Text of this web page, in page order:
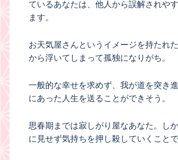
ているあなたは、他人から誤解されや
ます。
お天気屋さんというイメージを持たれ
から浮いてしまって孤独になりがち。
一般的な幸せを求めず、我が道を突き
にあった人生を送ることができそう。
思春期までは寂しがり屋なあなた。し
に見せず気持ちを押し殺していくことで